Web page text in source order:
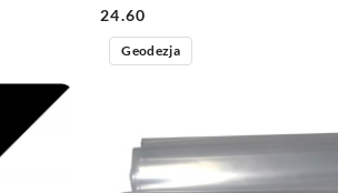
Cena:
Cena:
24.60
Geodezja